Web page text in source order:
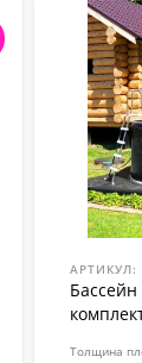
АРТИКУЛ:
Толщина